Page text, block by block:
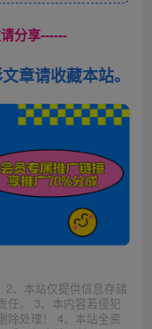
分享------
章请收藏本站。
2、本站仅提供信息存储
任。 3、本内容若侵犯
除处理！ 4、本站全资